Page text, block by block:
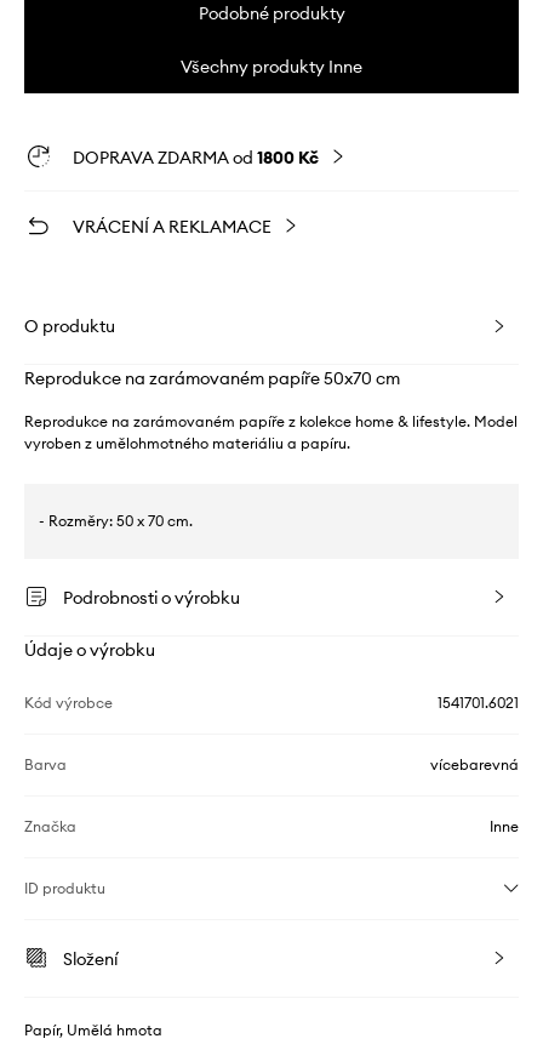
Podobné produkty
Všechny produkty Inne
DOPRAVA ZDARMA od 1800 Kč
VRÁCENÍ A REKLAMACE
O produktu
Reprodukce na zarámovaném papíře 50x70 cm
Reprodukce na zarámovaném papíře z kolekce home & lifestyle. Model
vyroben z umělohmotného materiáliu a papíru.
- Rozměry: 50 x 70 cm.
Podrobnosti o výrobku
Údaje o výrobku
Kód výrobce 1541701.6021
Barva vícebarevná
Značka Inne
ID produktu
Složení
Papír, Umělá hmota